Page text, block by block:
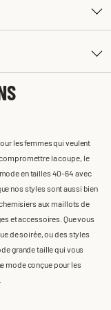
les femmes qui veulent
la coupe, le
en tailles 40-64 avec
nos styles sont aussi bien
aux maillots de
et accessoires. Que vous
de soirée, ou des styles
grande taille qui vous
mode conçue pour les